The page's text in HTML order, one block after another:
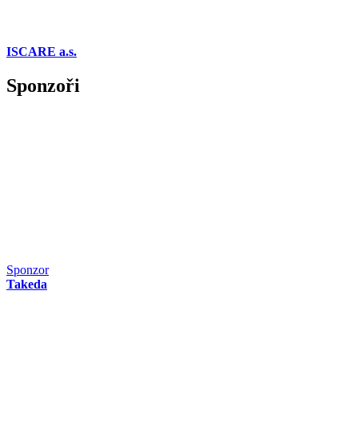
ISCARE a.s.
Sponzoři
Sponzor
Takeda